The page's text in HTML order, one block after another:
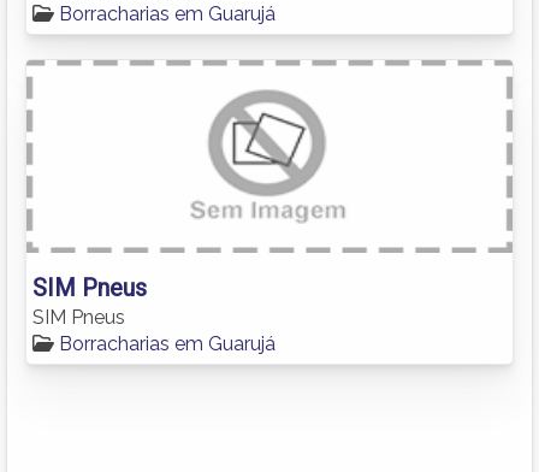
Borracharias em Guarujá
SIM Pneus
SIM Pneus
Borracharias em Guarujá